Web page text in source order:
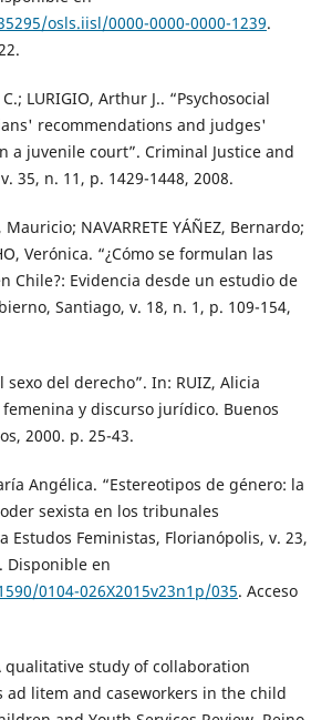
osls.iisl/0000-0000-0000-1239.
LURIGIO, Arthur J.. “Psychosocial
recommendations and judges'
a juvenile court”. Criminal Justice and
35, n. 11, p. 1429-1448, 2008.
Mauricio; NAVARRETE YÁÑEZ, Bernardo;
Verónica. “¿Cómo se formulan las
Chile?: Evidencia desde un estudio de
Santiago, v. 18, n. 1, p. 109-154,
sexo del derecho”. In: RUIZ, Alicia
y discurso jurídico. Buenos
2000. p. 25-43.
Angélica. “Estereotipos de género: la
sexista en los tribunales
Estudos Feministas, Florianópolis, v. 23,
Disponible en
0104-026X2015v23n1p/035. Acceso
qualitative study of collaboration
ad litem and caseworkers in the child